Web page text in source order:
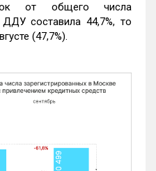
от общего числа
составила 44,7%, то
(47,7%).